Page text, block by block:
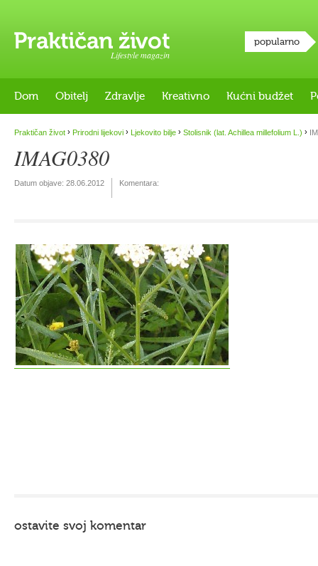
Lifestyle magazin
popularno
Dom Obitelj Zdravlje Kreativno Kućni budžet
Praktičan život › Prirodni lijekovi › Ljekovito bilje › Stolisnik (lat. Achillea millefolium L.) ›
IMAG0380
Datum objave: 28.06.2012 Komentara:
ostavite svoj komentar